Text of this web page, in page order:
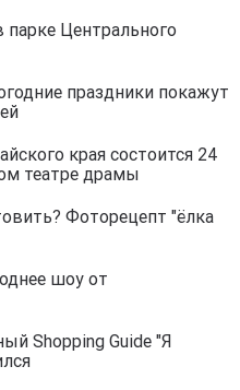
парке Центрального
праздники покажут
края состоится 24
театре драмы
Фоторецепт "ёлка
шоу от
Shopping Guide "Я